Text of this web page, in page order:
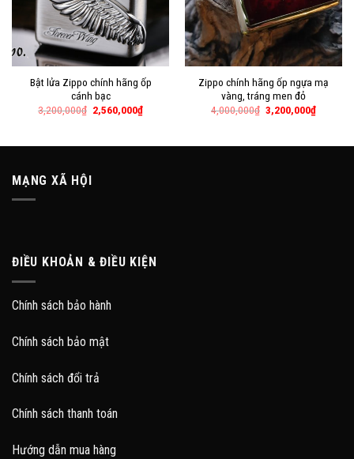
Bật lửa Zippo chính hãng ốp
cánh bạc
3,200,000₫ 2,560,000₫
Zippo chính hãng ốp ngựa mạ
vàng, tráng men đỏ
4,000,000₫ 3,200,000₫
MẠNG XÃ HỘI
ĐIỀU KHOẢN & ĐIỀU KIỆN
Chính sách bảo hành
Chính sách bảo mật
Chính sách đổi trả
Chính sách thanh toán
Hướng dẫn mua hàng